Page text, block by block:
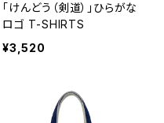
「けんどう（剣道）」ひらがな
ロゴ T-SHIRTS
¥3,520